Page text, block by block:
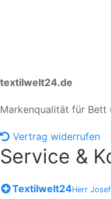
textilwelt24.de
Markenqualität für Bett
Vertrag widerrufen
Service &
Textilwelt24Herr